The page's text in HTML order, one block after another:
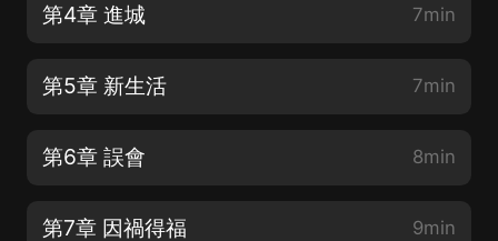
第4章 進城 7min
第5章 新生活 7min
第6章 誤會 8min
第7章 因禍得福 9min